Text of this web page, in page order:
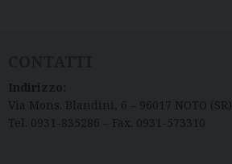
Indirizzo:
Via Mons. Blandini, 6 – 96017 NOTO (SR)
Tel. 0931-835286 – Fax. 0931-573310